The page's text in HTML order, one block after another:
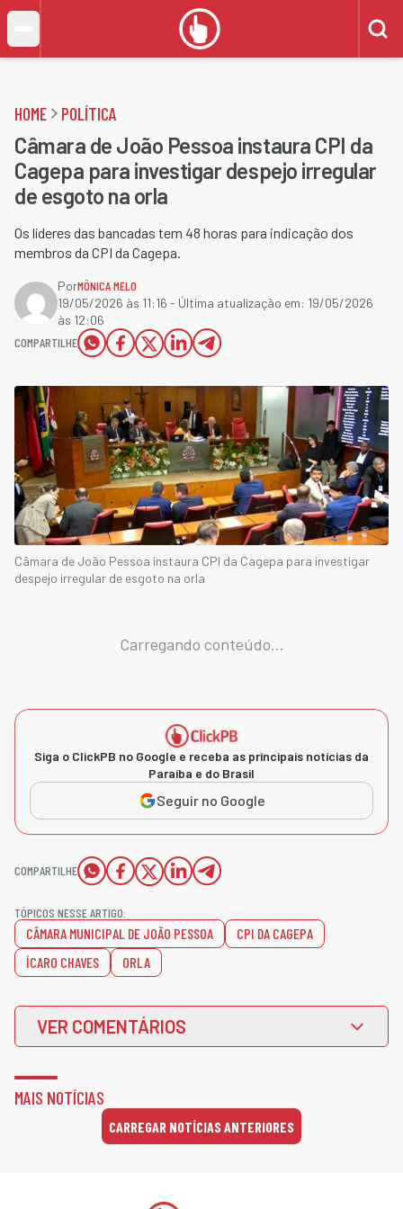
HOME POLÍTICA
Câmara de João Pessoa instaura CPI da
Cagepa para investigar despejo irregular
de esgoto na orla
Os líderes das bancadas tem 48 horas para indicação dos
membros da CPI da Cagepa.
PorMÔNICA MELO
19/05/2026 às 11:16 - Última atualização em: 19/05/2026
às 12:06
COMPARTILHE
Câmara de João Pessoa instaura CPI da Cagepa para investigar
despejo irregular de esgoto na orla
Carregando conteúdo...
Siga o ClickPB no Google e receba as principais notícias da
Paraíba e do Brasil
Seguir no Google
COMPARTILHE
TÓPICOS NESSE ARTIGO:
CÂMARA MUNICIPAL DE JOÃO PESSOA
CPI DA CAGEPA
ÍCARO CHAVES
ORLA
VER COMENTÁRIOS
MAIS NOTÍCIAS
CARREGAR NOTÍCIAS ANTERIORES